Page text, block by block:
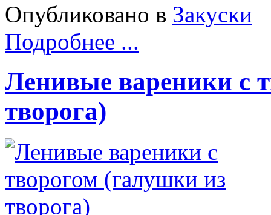
Опубликовано в Закуски
Подробнее ...
Ленивые вареники с
творога)